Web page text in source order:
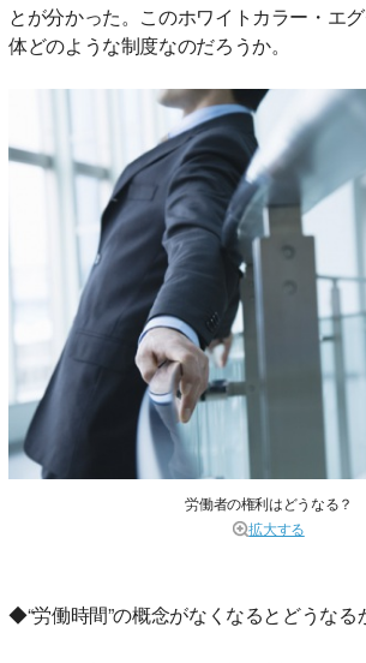
とが分かった。このホワイトカラー・エ
体どのような制度なのだろうか。
労働者の権利はどうなる？
拡大する
◆“労働時間”の概念がなくなるとどうなる